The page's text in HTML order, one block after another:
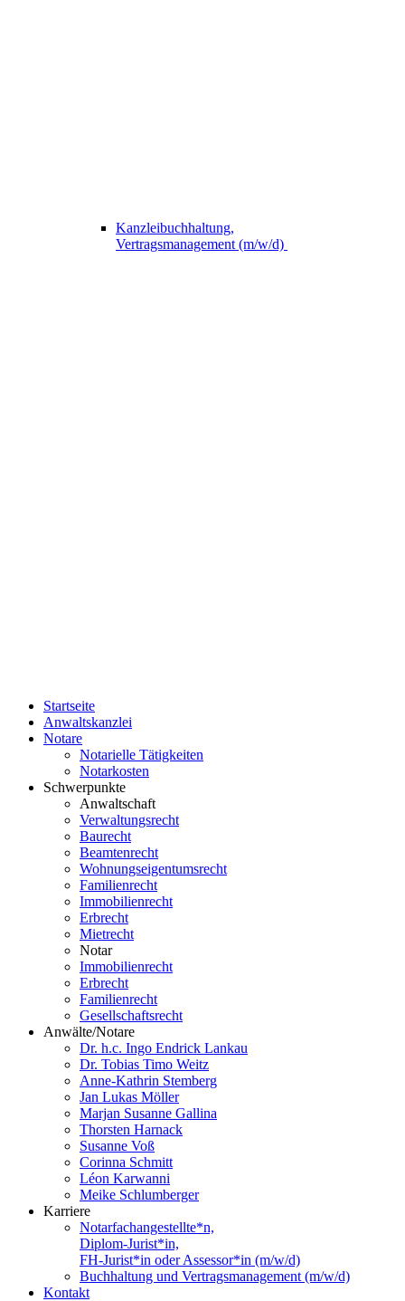
Kanzleibuchhaltung,
Vertragsmanagement (m/w/d)
Startseite
Anwaltskanzlei
Notare
Notarielle Tätigkeiten
Notarkosten
Schwerpunkte
Anwaltschaft
Verwaltungsrecht
Baurecht
Beamtenrecht
Wohnungseigentumsrecht
Familienrecht
Immobilienrecht
Erbrecht
Mietrecht
Notar
Immobilienrecht
Erbrecht
Familienrecht
Gesellschaftsrecht
Anwälte/Notare
Dr. h.c. Ingo Endrick Lankau
Dr. Tobias Timo Weitz
Anne-Kathrin Stemberg
Jan Lukas Möller
Marjan Susanne Gallina
Thorsten Harnack
Susanne Voß
Corinna Schmitt
Léon Karwanni
Meike Schlumberger
Karriere
Notarfachangestellte*n,
Diplom-Jurist*in,
FH-Jurist*in oder Assessor*in (m/w/d)
Buchhaltung und Vertragsmanagement (m/w/d)
Kontakt